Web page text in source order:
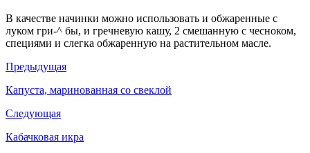
В качестве начинки можно использовать и обжаренные с
луком гри-^ бы, и гречневую кашу, 2 смешанную с чесноком,
специями и слегка обжаренную на растительном масле.
Предыдущая
Капуста, маринованная со свеклой
Следующая
Кабачковая икра